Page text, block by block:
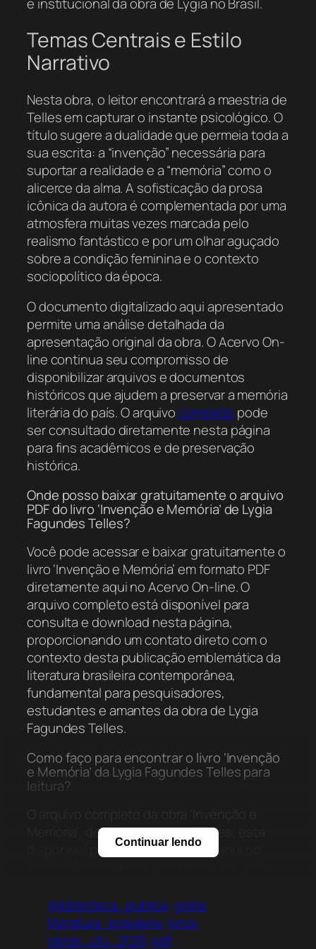
Temas Centrais e Estilo
Narrativo
Nesta obra, o leitor encontrará a maestria de
Telles em capturar o instante psicológico. O
título sugere a dualidade que permeia toda a
sua escrita: a “invenção” necessária para
suportar a realidade e a “memória” como o
alicerce da alma. A sofisticação da prosa
icônica da autora é complementada por uma
atmosfera muitas vezes marcada pelo
realismo fantástico e por um olhar aguçado
sobre a condição feminina e o contexto
sociopolítico da época.
O documento digitalizado aqui apresentado
permite uma análise detalhada da
apresentação original da obra. O Acervo On-
line continua seu compromisso de
disponibilizar arquivos e documentos
históricos que ajudem a preservar a memória
literária do país. O arquivocompleto pode
ser consultado diretamente nesta página
para fins acadêmicos e de preservação
histórica.
Onde posso baixar gratuitamente o arquivo
PDF do livro ‘Invenção e Memória’ de Lygia
Fagundes Telles?
Você pode acessar e baixar gratuitamente o
livro ‘Invenção e Memória’ em formato PDF
diretamente aqui no Acervo On-line. O
arquivo completo está disponível para
consulta e download nesta página,
proporcionando um contato direto com o
contexto desta publicação emblemática da
literatura brasileira contemporânea,
fundamental para pesquisadores,
estudantes e amantes da obra de Lygia
Fagundes Telles.
Como faço para encontrar o livro ‘Invenção
e Memória’ da Lygia Fagundes Telles para
leitura?
Memória’, de Lygia Fagundes Telles, está
disponível para acesso imediato aqui no
permitindo que você mergulhe em um dos
marcos da literatura brasileira
contemporânea para seus estudos ou lazer.
Continuar lendo
@biblioteca_publica grátis
literatura_brasileira livros
obras_ufu_2026 pdf